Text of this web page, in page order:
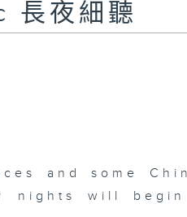
長夜細聽
and some
nights will